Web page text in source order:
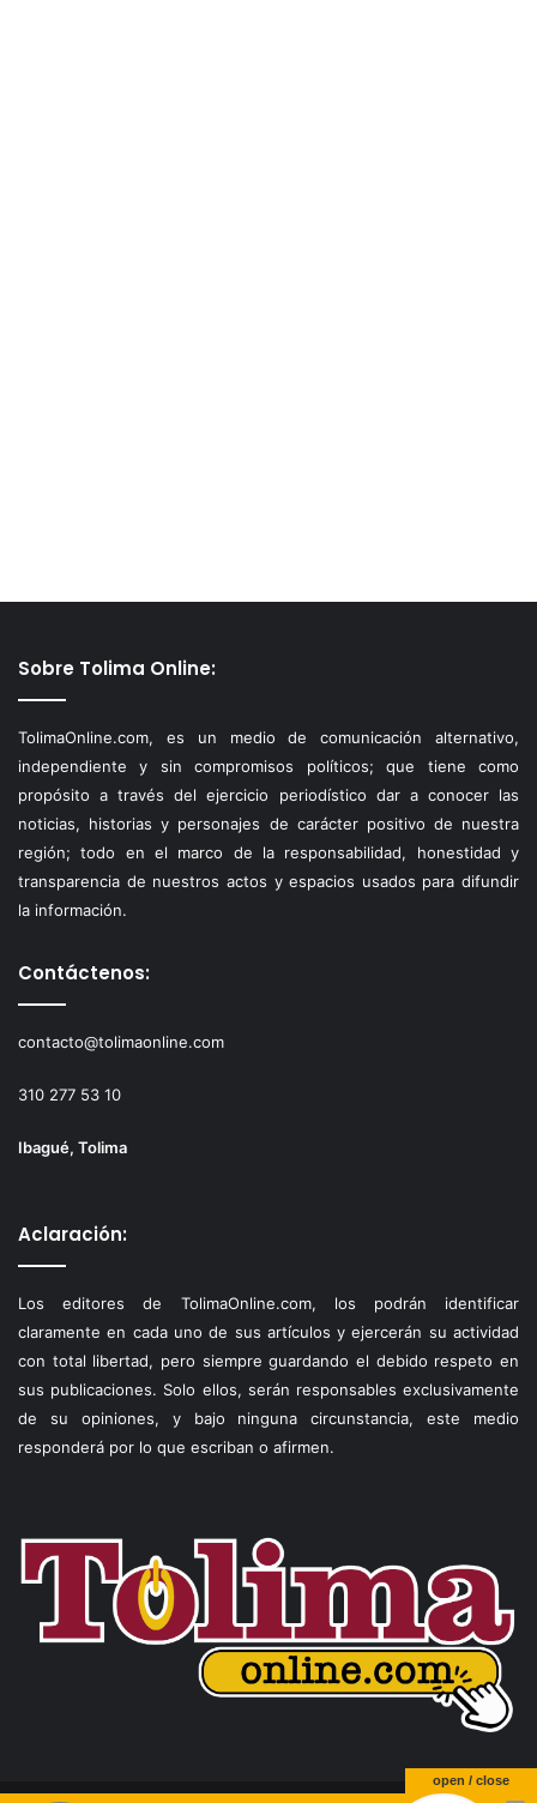
Sobre Tolima Online:
TolimaOnline.com, es un medio de comunicación alternativo,
independiente y sin compromisos políticos; que tiene como
propósito a través del ejercicio periodístico dar a conocer las
noticias, historias y personajes de carácter positivo de nuestra
región; todo en el marco de la responsabilidad, honestidad y
transparencia de nuestros actos y espacios usados para difundir
la información.
Contáctenos:
contacto@tolimaonline.com
310 277 53 10
Ibagué, Tolima
Aclaración:
Los editores de TolimaOnline.com, los podrán identificar
claramente en cada uno de sus artículos y ejercerán su actividad
con total libertad, pero siempre guardando el debido respeto en
sus publicaciones. Solo ellos, serán responsables exclusivamente
de su opiniones, y bajo ninguna circunstancia, este medio
responderá por lo que escriban o afirmen.
open / close